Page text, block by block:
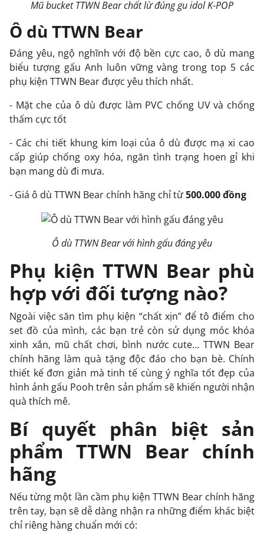
Mũ bucket TTWN Bear chất lừ đúng gu idol K-POP
Ô dù TTWN Bear
Đáng yêu, ngộ nghĩnh với độ bền cực cao, ô dù mang
biểu tượng gấu Anh luôn vững vàng trong top 5 các
phụ kiện TTWN Bear được yêu thích nhất.
- Mặt che của ô dù được làm PVC chống UV và chống
thấm cực tốt
- Các chi tiết khung kim loại của ô dù được mạ xi cao
cấp giúp chống oxy hóa, ngăn tình trạng hoen gỉ khi
bạn mang dù đi mưa.
- Giá ô dù TTWN Bear chính hãng chỉ từ500.000 đồng
Ô dù TTWN Bear với hình gấu đáng yêu
Phụ kiện TTWN Bear phù
hợp với đối tượng nào?
Ngoài việc săn tìm phụ kiện “chất xịn” để tô điểm cho
set đồ của mình, các bạn trẻ còn sử dụng móc khóa
xinh xắn, mũ chất chơi, bình nước cute… TTWN Bear
chính hãng làm quà tặng độc đáo cho bạn bè. Chính
thiết kế đơn giản mà tinh tế cùng ý nghĩa tốt đẹp của
hình ảnh gấu Pooh trên sản phẩm sẽ khiến người nhận
quà thích mê.
Bí quyết phân biệt sản
phẩm TTWN Bear chính
hãng
Nếu từng một lần cầm phụ kiện TTWN Bear chính hãng
trên tay, bạn sẽ dễ dàng nhận ra những điểm khác biệt
chỉ riêng hàng chuẩn mới có: